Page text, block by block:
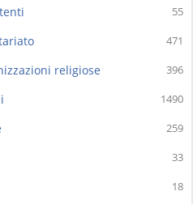
55
471
396
religiose
1490
259
33
18